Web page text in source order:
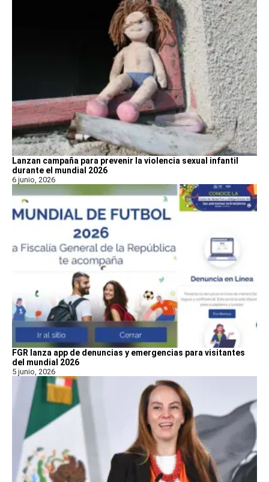
Lanzan campaña para prevenir la violencia sexual infantil
durante el mundial 2026
6 junio, 2026
FGR lanza app de denuncias y emergencias para visitantes
del mundial 2026
5 junio, 2026